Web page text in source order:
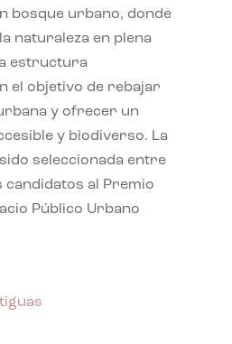
bosque urbano, donde
naturaleza en plena
estructura
el objetivo de rebajar
y ofrecer un
y biodiverso. La
seleccionada entre
candidatos al Premio
Público Urbano